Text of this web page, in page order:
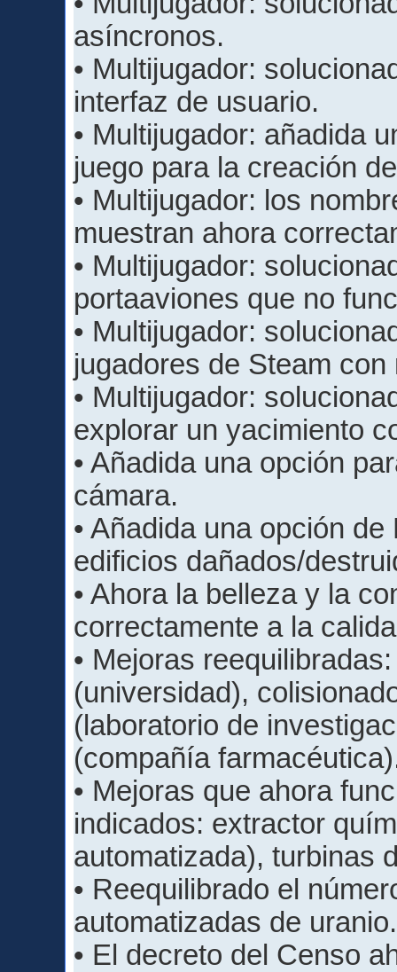
asíncronos.
• Multijugador:
interfaz de usuario.
• Multijugador: añadida
juego para la creación
• Multijugador: los
muestran ahora
• Multijugador:
portaaviones que no
• Multijugador:
jugadores de Steam
• Multijugador:
explorar un yacimiento
• Añadida una opción
cámara.
• Añadida una opción
edificios dañados/
• Ahora la belleza y la
correctamente a la
• Mejoras
(universidad),
(laboratorio de
(compañía
• Mejoras que ahora
indicados: extractor
automatizada), turbinas
• Reequilibrado el
automatizadas de uranio.
• El decreto del Censo